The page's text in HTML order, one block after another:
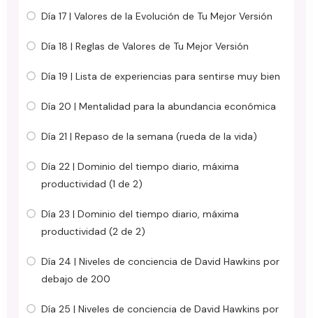
Día 17 | Valores de la Evolución de Tu Mejor Versión
Día 18 | Reglas de Valores de Tu Mejor Versión
Día 19 | Lista de experiencias para sentirse muy bien
Día 20 | Mentalidad para la abundancia económica
Día 21 | Repaso de la semana (rueda de la vida)
Día 22 | Dominio del tiempo diario, máxima
productividad (1 de 2)
Día 23 | Dominio del tiempo diario, máxima
productividad (2 de 2)
Día 24 | Niveles de conciencia de David Hawkins por
debajo de 200
Día 25 | Niveles de conciencia de David Hawkins por